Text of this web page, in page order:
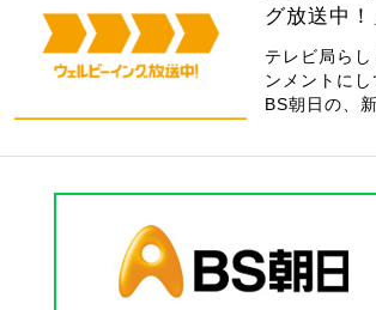
グ放送中！
テレビ局ら
ンメントにし
BS朝日の、